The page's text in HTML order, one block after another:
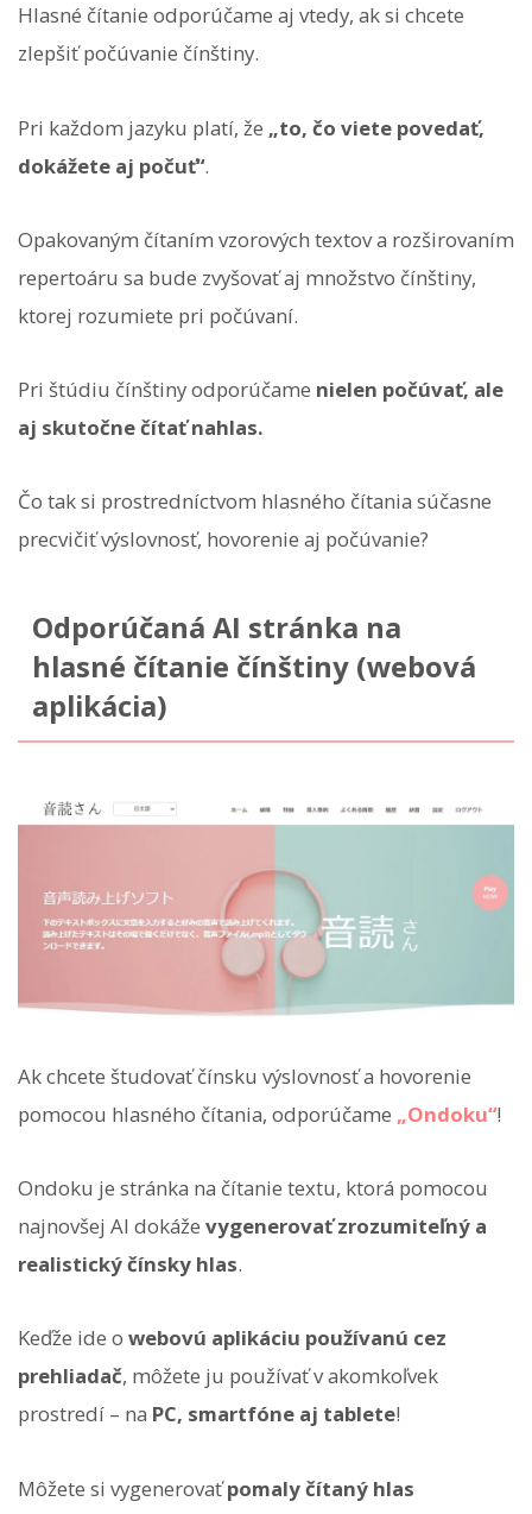
Hlasné čítanie odporúčame aj vtedy, ak si chcete
zlepšiť počúvanie čínštiny.
Pri každom jazyku platí, že „to, čo viete povedať,
dokážete aj počuť“.
Opakovaným čítaním vzorových textov a rozširovaním
repertoáru sa bude zvyšovať aj množstvo čínštiny,
ktorej rozumiete pri počúvaní.
Pri štúdiu čínštiny odporúčame nielen počúvať, ale
aj skutočne čítať nahlas.
Čo tak si prostredníctvom hlasného čítania súčasne
precvičiť výslovnosť, hovorenie aj počúvanie?
Odporúčaná AI stránka na
hlasné čítanie čínštiny (webová
aplikácia)
Ak chcete študovať čínsku výslovnosť a hovorenie
pomocou hlasného čítania, odporúčame „Ondoku“!
Ondoku je stránka na čítanie textu, ktorá pomocou
najnovšej AI dokáže vygenerovať zrozumiteľný a
realistický čínsky hlas.
Keďže ide o webovú aplikáciu používanú cez
prehliadač, môžete ju používať v akomkoľvek
prostredí – na PC, smartfóne aj tablete!
Môžete si vygenerovaťpomaly čítaný hlas